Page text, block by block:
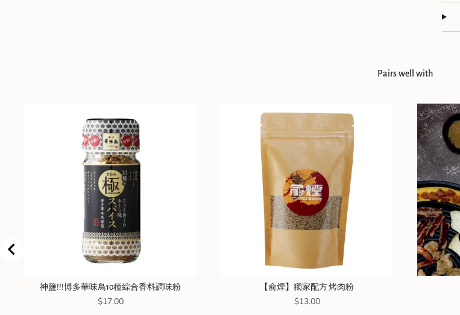
Pairs well with
神鹽!!!博多華味鳥10種綜合香料調味粉
Price
$17.00
【俞煙】獨家配方 烤肉粉
Price
$13.00